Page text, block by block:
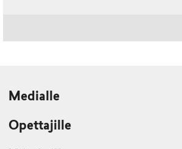
Medialle
Opettajille